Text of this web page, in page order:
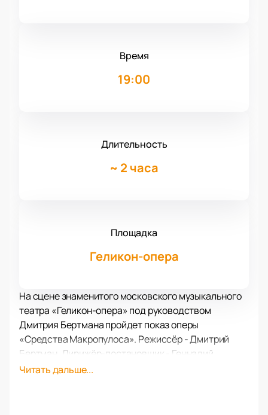
Время
19:00
Длительность
~ 2 часа
Площадка
Геликон-опера
На сцене знаменитого московского музыкального
театра «Геликон-опера» под руководством
Дмитрия Бертмана пройдет показ оперы
«Средства Макропулоса». Режиссёр - Дмитрий
Бертман. Дирижёр-постановщик - Геннадий
Рождественский.
Читать дальше...